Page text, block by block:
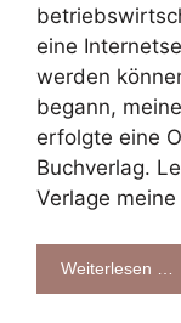
eine
werden
begann,
erfolgte eine
Buchverlag.
Verlage
Weiterlesen …